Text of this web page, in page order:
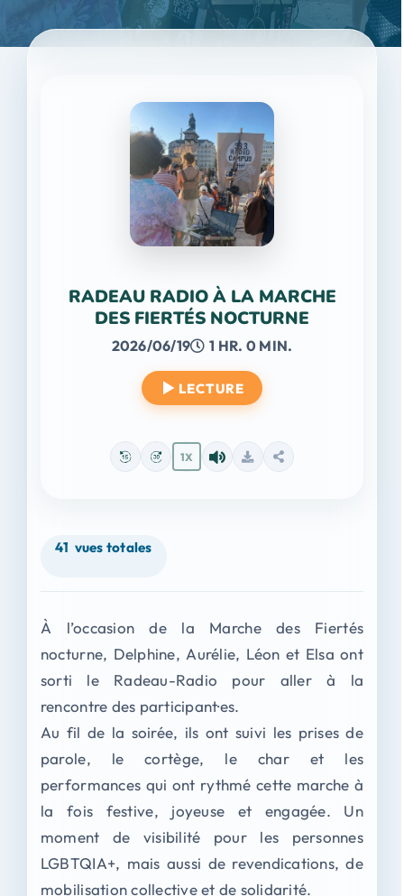
RADEAU RADIO À LA MARCHE
DES FIERTÉS NOCTURNE
2026/06/19 1 HR. 0 MIN.
LECTURE
1X
41 vues totales
À l’occasion de la Marche des Fiertés
nocturne, Delphine, Aurélie, Léon et Elsa ont
sorti le Radeau-Radio pour aller à la
rencontre des participant·es.
Au fil de la soirée, ils ont suivi les prises de
parole, le cortège, le char et les
performances qui ont rythmé cette marche à
la fois festive, joyeuse et engagée. Un
moment de visibilité pour les personnes
LGBTQIA+, mais aussi de revendications, de
mobilisation collective et de solidarité.